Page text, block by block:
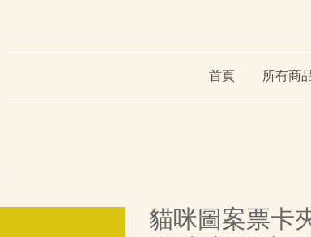
首頁 所有商
貓咪圖案票卡